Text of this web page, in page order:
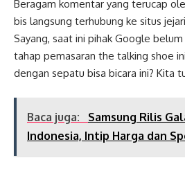
Beragam komentar yang terucap
bis langsung terhubung ke situs
Sayang, saat ini pihak Google
tahap pemasaran the talking shoe
dengan sepatu bisa bicara ini? Kita
Baca juga:
Samsung Rilis
Indonesia, Intip Harga dan